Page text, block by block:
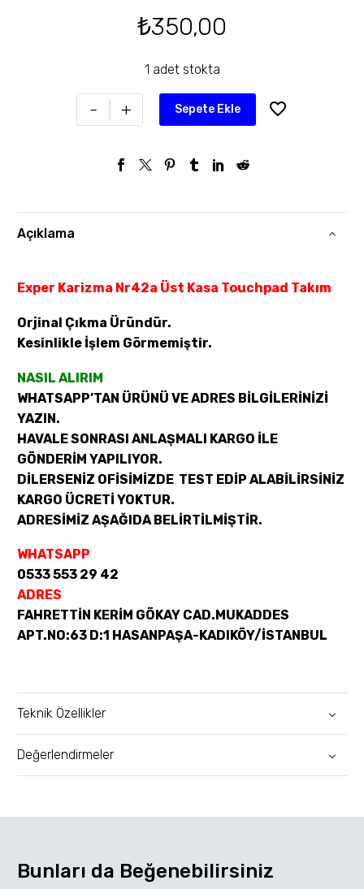
₺350,00
1 adet stokta
- + Sepete Ekle
Açıklama
Exper Karizma Nr42a Üst Kasa Touchpad Takım
Orjinal Çıkma Üründür.
Kesinlikle İşlem Görmemiştir.
NASIL ALIRIM
WHATSAPP’TAN ÜRÜNÜ VE ADRES BİLGİLERİNİZİ
YAZIN.
HAVALE SONRASI ANLAŞMALI KARGO İLE
GÖNDERİM YAPILIYOR.
DİLERSENİZ OFİSİMİZDE TEST EDİP ALABİLİRSİNİZ
KARGO ÜCRETİ YOKTUR.
ADRESİMİZ AŞAĞIDA BELİRTİLMİŞTİR.
WHATSAPP
0533 553 29 42
ADRES
FAHRETTİN KERİM GÖKAY CAD.MUKADDES
APT.NO:63 D:1 HASANPAŞA-KADIKÖY/İSTANBUL
Teknik Özellikler
Değerlendirmeler
Bunları da Beğenebilirsiniz